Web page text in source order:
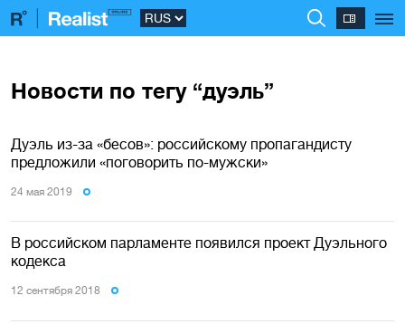
Новости по тегу “дуэль”
Дуэль из-за «бесов»: российскому пропагандисту
предложили «поговорить по-мужски»
24 мая 2019
В российском парламенте появился проект Дуэльного
кодекса
12 сентября 2018